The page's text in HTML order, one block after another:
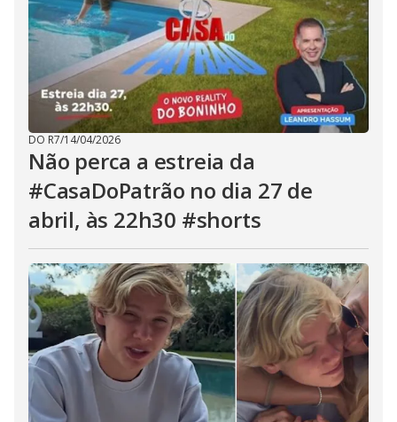
DO R7/14/04/2026
Não perca a estreia da
#CasaDoPatrão no dia 27 de
abril, às 22h30 #shorts